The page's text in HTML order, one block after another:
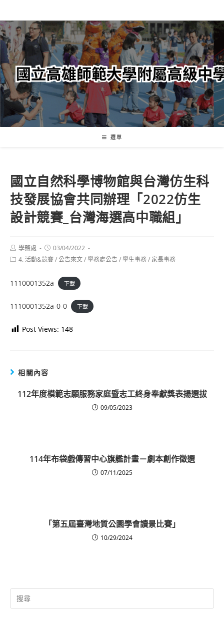
轉
至
主
內
容
選單
國立自然科學博物館與台灣仿生科
技發展協會共同辦理「2022仿生
設計競賽_台灣海選高中職組」
Post
author:
學務處
Post
published:
03/04/2022
Post4. 活動&競賽/公告來文/學務處公告/學生事務/ 家長事務
1110001352a 下載
1110001352a-0-0 下載
Post Views: 148
相關內容
112年度模範志願服務家庭暨志工終身奉獻獎表揚選拔
09/05/2023
114年布袋戲傳習中心旗艦計畫－劇本創作徵選
07/11/2025
「第五屆臺灣地質公園學會讀景比賽」
10/29/2024
Search
for: